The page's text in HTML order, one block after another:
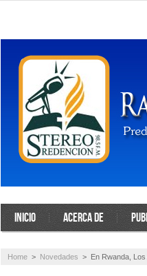
INICIO ACERCA DE
Home > Novedades > En Rwanda, Los